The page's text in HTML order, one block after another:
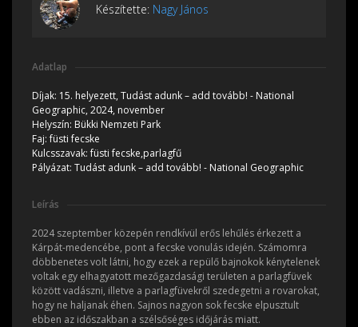
Készítette: Nagy János
Adatlap
Díjak: 15. helyezett, Tudást adunk – add tovább! - National
Geographic, 2024, november
Helyszín: Bükki Nemzeti Park
Faj:füsti fecske
Kulcsszavak:füsti fecske,parlagfű
Pályázat: Tudást adunk – add tovább! - National Geographic
Leírás
2024 szeptember közepén rendkívül erős lehűlés érkezett a
Kárpát-medencébe, pont a fecske vonulás idején. Számomra
döbbenetes volt látni, hogy ezek a repülő bajnokok kénytelenek
voltak egy elhagyatott mezőgazdasági területen a parlagfüvek
között vadászni, illetve a parlagfüvekről szedegetni a rovarokat,
hogy ne haljanak éhen. Sajnos nagyon sok fecske elpusztult
ebben az időszakban a szélsőséges időjárás miatt.